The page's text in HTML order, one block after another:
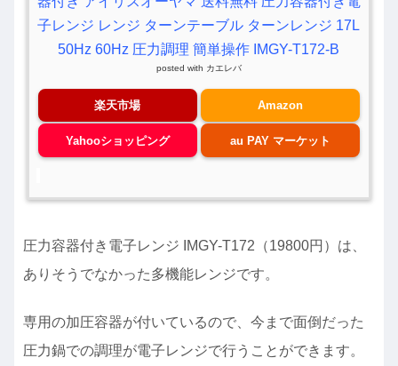
子レンジ レンジ ターンテーブル ターンレンジ 17L
50Hz 60Hz 圧力調理 簡単操作 IMGY-T172-B
posted with カエレバ
楽天市場 Amazon
Yahooショッピング au PAY マーケット
圧力容器付き電子レンジ IMGY-T172（19800円）は、
ありそうでなかった多機能レンジです。
専用の加圧容器が付いているので、今まで面倒だった
圧力鍋での調理が電子レンジで行うことができます。